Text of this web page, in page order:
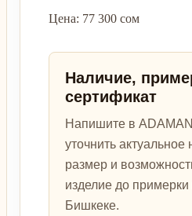
Цена: 77 300 сом
Наличие,
сертификат
Напишите в
уточнить актуальное
размер и
изделие до примерки
Бишкеке.